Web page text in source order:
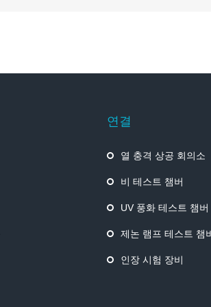
연결
열 충격 상공 회의소
비 테스트 챔버
UV 풍화 테스트 챔버
제논 램프 테스트 챔
인장 시험 장비